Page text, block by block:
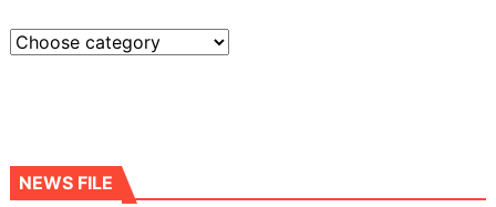
NEWS FILE